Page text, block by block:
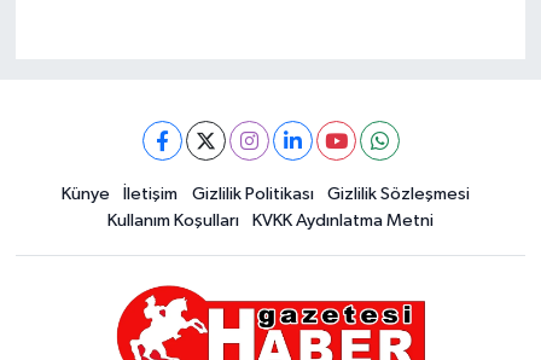
Künye İletişim Gizlilik Politikası
Gizlilik Sözleşmesi
Kullanım Koşulları
KVKK Aydınlatma Metni